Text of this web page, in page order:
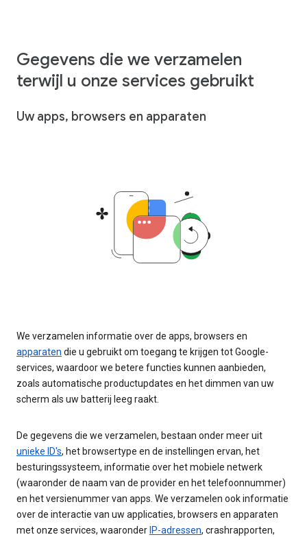
Gegevens die we verzamelen
terwijl u onze services gebruikt
Uw apps, browsers en apparaten
We verzamelen informatie over de apps, browsers en
apparaten die u gebruikt om toegang te krijgen tot Google-
services, waardoor we betere functies kunnen aanbieden,
zoals automatische productupdates en het dimmen van uw
scherm als uw batterij leeg raakt.
De gegevens die we verzamelen, bestaan onder meer uit
unieke ID's, het browsertype en de instellingen ervan, het
besturingssysteem, informatie over het mobiele netwerk
(waaronder de naam van de provider en het telefoonnummer)
en het versienummer van apps. We verzamelen ook informatie
over de interactie van uw applicaties, browsers en apparaten
met onze services, waaronder IP-adressen, crashrapporten,